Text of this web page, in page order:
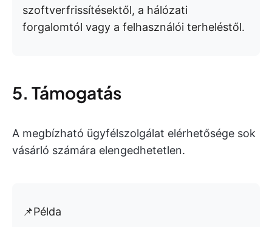
szoftverfrissítésektől, a hálózati
forgalomtól vagy a felhasználói terheléstől.
5. Támogatás
A megbízható ügyfélszolgálat elérhetősége sok
vásárló számára elengedhetetlen.
📌Példa